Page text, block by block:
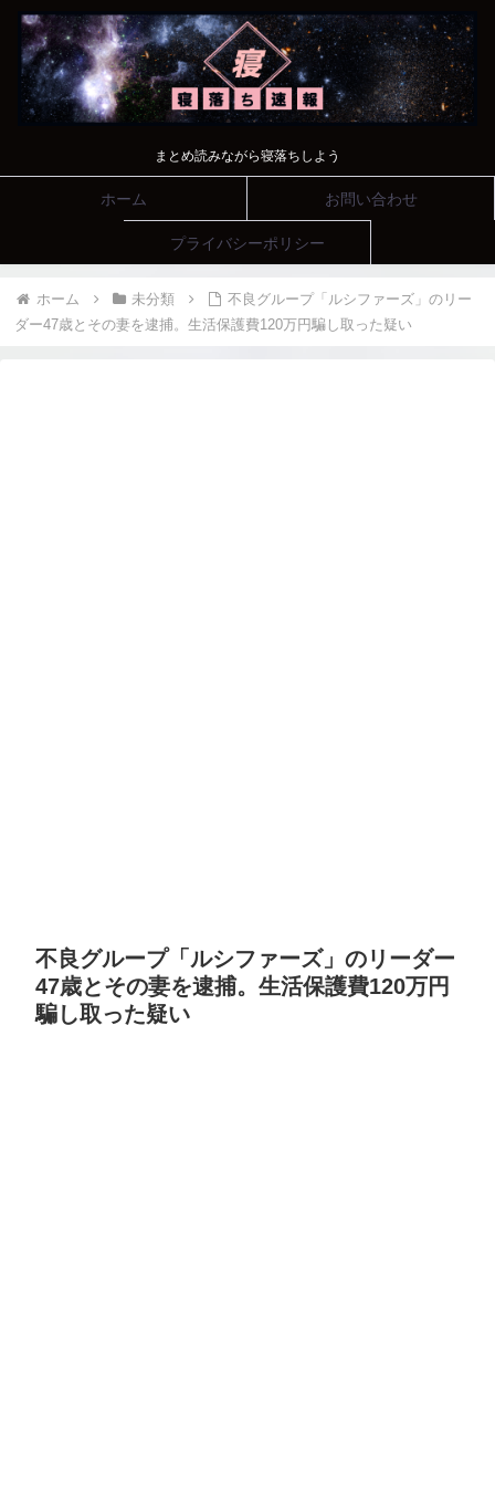
まとめ読みながら寝落ちしよう
ホーム お問い合わせ
プライバシーポリシー
ホーム 未分類
不良グループ「ルシファーズ」のリー
ダー47歳とその妻を逮捕。生活保護費120万円騙し取った疑い
不良グループ「ルシファーズ」のリーダー
47歳とその妻を逮捕。生活保護費120万円
騙し取った疑い